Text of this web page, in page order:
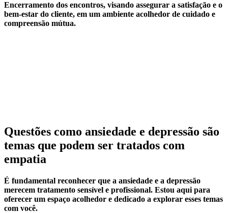
Encerramento dos encontros, visando assegurar a satisfação e o
bem-estar do cliente, em um ambiente acolhedor de cuidado e
compreensão mútua.
Questões como ansiedade e depressão são
temas que podem ser tratados com
empatia
É fundamental reconhecer que a ansiedade e a depressão
merecem tratamento sensível e profissional. Estou aqui para
oferecer um espaço acolhedor e dedicado a explorar esses temas
com você.